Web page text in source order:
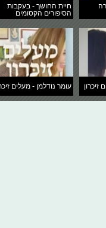
חיית החושך - בעקבות
הסיפורים הקסומים
עומר נודלמן - מעלים